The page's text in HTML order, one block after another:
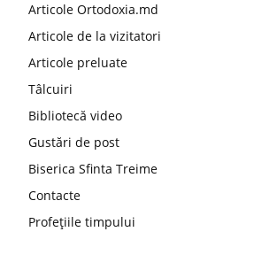
Articole Ortodoxia.md
Articole de la vizitatori
Articole preluate
Tâlcuiri
Bibliotecă video
Gustări de post
Biserica Sfinta Treime
Contacte
Profețiile timpului